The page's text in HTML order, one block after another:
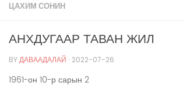
ЦАХИМ СОНИН
АНХДУГААР ТАВАН ЖИЛ
BYДАВААДАЛАЙ · 2022-07-26
1961-он 10-р сарын 2